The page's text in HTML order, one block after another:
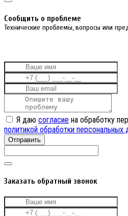
Cообщить о проблеме
Технические проблемы, вопросы или
Я даю согласие на обработку
политикой обработки персональных
Отправить
Заказать обратный звонок